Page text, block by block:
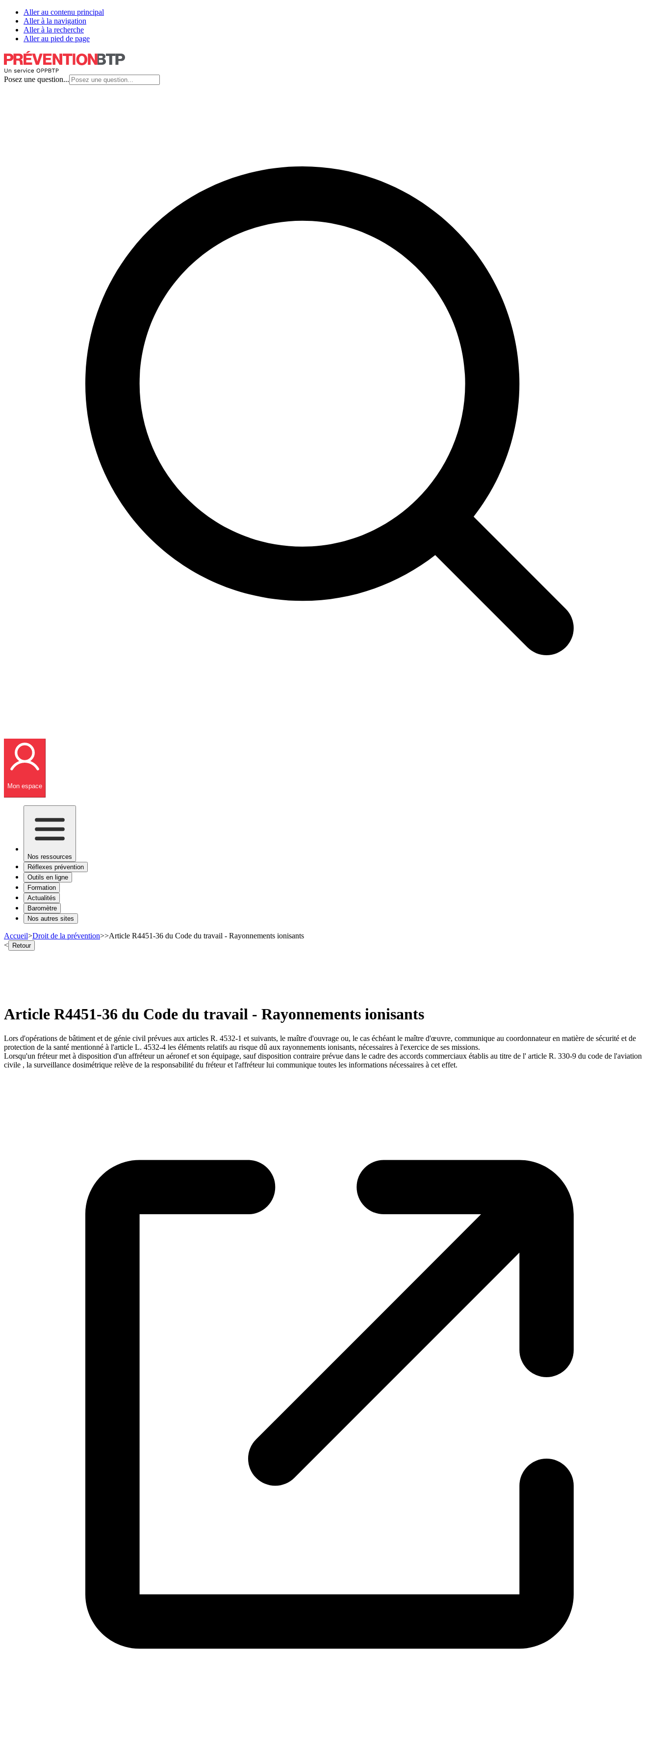
Aller au contenu principal
Aller à la navigation
Aller à la recherche
Aller au pied de page
Posez une question...
Mon espace
Nos ressources
Réflexes prévention
Outils en ligne
Formation
Actualités
Baromètre
Nos autres sites
Accueil>Droit de la prévention>>Article R4451-36 du Code du travail - Rayonnements ionisants
< Retour
Article R4451-36 du Code du travail - Rayonnements ionisants
Lors d'opérations de bâtiment et de génie civil prévues aux articles R. 4532-1 et suivants, le maître d'ouvrage ou, le cas échéant le maître d'œuvre, communique au coordonnateur en matière de sécurité et de
protection de la santé mentionné à l'article L. 4532-4 les éléments relatifs au risque dû aux rayonnements ionisants, nécessaires à l'exercice de ses missions.
Lorsqu'un fréteur met à disposition d'un affréteur un aéronef et son équipage, sauf disposition contraire prévue dans le cadre des accords commerciaux établis au titre de l' article R. 330-9 du code de l'aviation
civile , la surveillance dosimétrique relève de la responsabilité du fréteur et l'affréteur lui communique toutes les informations nécessaires à cet effet.